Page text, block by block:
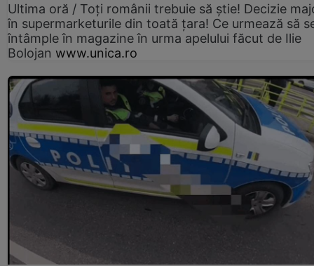
Ultima oră / Toți românii trebuie să știe! Decizie
în supermarketurile din toată țara! Ce urmează să
întâmple în magazine în urma apelului făcut de Ilie
Bolojan www.unica.ro